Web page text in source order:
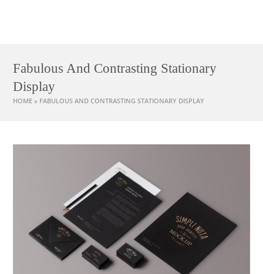
Fabulous And Contrasting Stationary
Display
HOME » FABULOUS AND CONTRASTING STATIONARY DISPLAY